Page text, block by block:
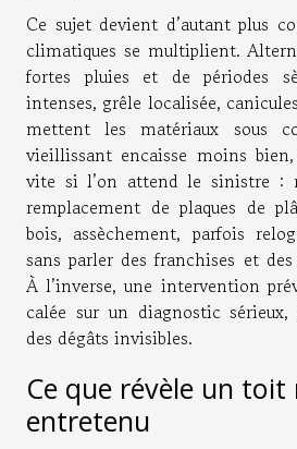
Ce sujet devient d’autant plus
climatiques se multiplient.
fortes pluies et de périodes
intenses, grêle localisée,
mettent les matériaux sous
vieillissant encaisse moins
vite si l’on attend le sinistre :
remplacement de plaques de
bois, assèchement, parfois
sans parler des franchises et des
À l’inverse, une intervention
calée sur un diagnostic
des dégâts invisibles.
Ce que révèle un toit
entretenu